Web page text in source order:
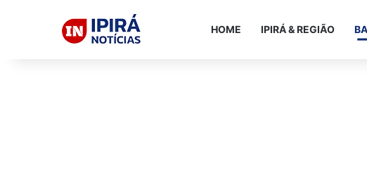
HOME IPIRÁ & REGIÃO